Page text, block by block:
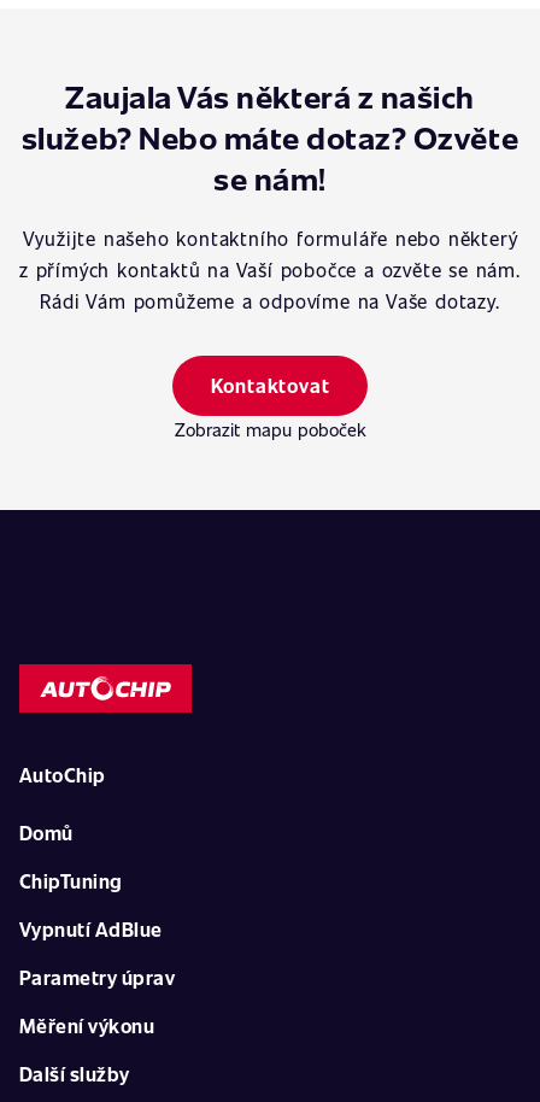
Zaujala Vás některá z našich
služeb? Nebo máte dotaz? Ozvěte
se nám!
Využijte našeho kontaktního formuláře nebo některý
z přímých kontaktů na Vaší pobočce a ozvěte se nám.
Rádi Vám pomůžeme a odpovíme na Vaše dotazy.
Kontaktovat
Zobrazit mapu poboček
AutoChip
Domů
ChipTuning
Vypnutí AdBlue
Parametry úprav
Měření výkonu
Další služby